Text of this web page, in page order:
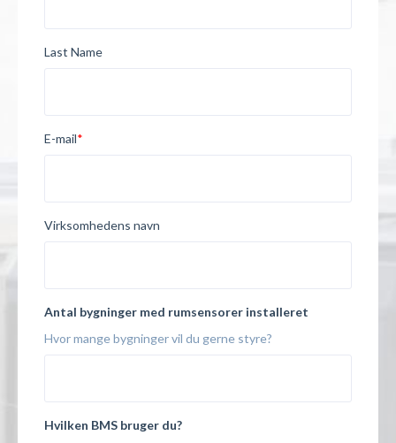
Last Name
E-mail*
Virksomhedens navn
Antal bygninger med rumsensorer installeret
Hvor mange bygninger vil du gerne styre?
Hvilken BMS bruger du?